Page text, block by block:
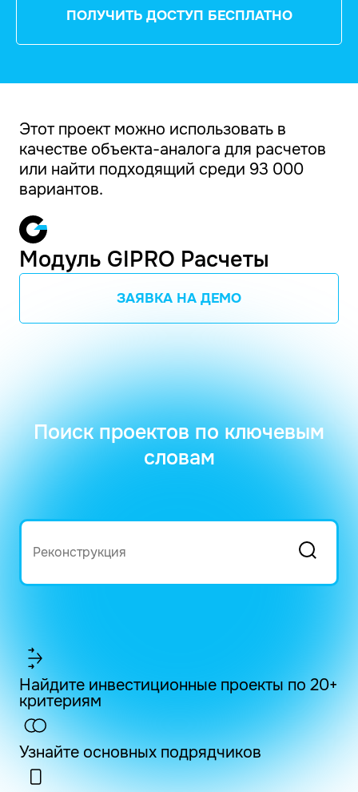
ПОЛУЧИТЬ ДОСТУП БЕСПЛАТНО
Этот проект можно использовать в
качестве объекта-аналога для расчетов
или найти подходящий среди 93 000
вариантов.
Модуль GIPRO Расчеты
ЗАЯВКА НА ДЕМО
Поиск проектов по ключевым
словам
Найдите инвестиционные проекты по 20+
критериям
Узнайте основных подрядчиков